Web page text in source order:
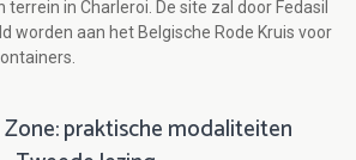
in Charleroi. De site zal door Fedasil
worden aan het Belgische Rode Kruis voor
Zone: praktische modaliteiten